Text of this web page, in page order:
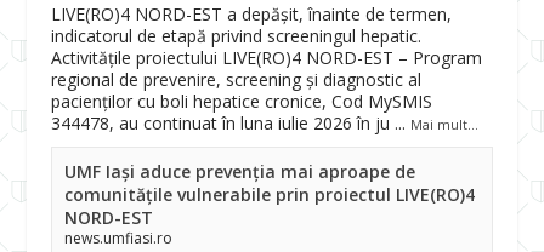
LIVE(RO)4 NORD-EST a depășit, înainte de termen,
indicatorul de etapă privind screeningul hepatic.
Activitățile proiectului LIVE(RO)4 NORD-EST – Program
regional de prevenire, screening și diagnostic al
pacienților cu boli hepatice cronice, Cod MySMIS
344478, au continuat în luna iulie 2026 în ju ... Mai mult...
UMF Iași aduce prevenția mai aproape de
comunitățile vulnerabile prin proiectul LIVE(RO)4
NORD-EST
news.umfiasi.ro